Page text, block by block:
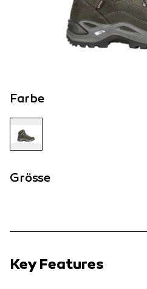
Farbe
Grösse
Key Features